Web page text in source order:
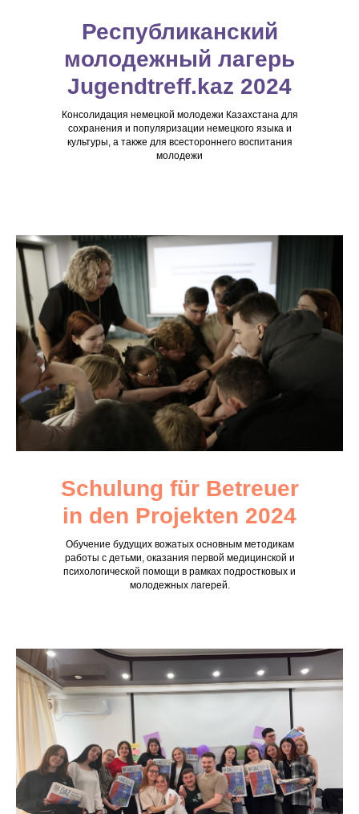
Республиканский
молодежный лагерь
Jugendtreff.kaz 2024
Консолидация немецкой молодежи Казахстана для
сохранения и популяризации немецкого языка и
культуры, а также для всестороннего воспитания
молодежи
Schulung für Betreuer
in den Projekten 2024
Обучение будущих вожатых основным методикам
работы с детьми, оказания первой медицинской и
психологической помощи в рамках подростковых и
молодежных лагерей.